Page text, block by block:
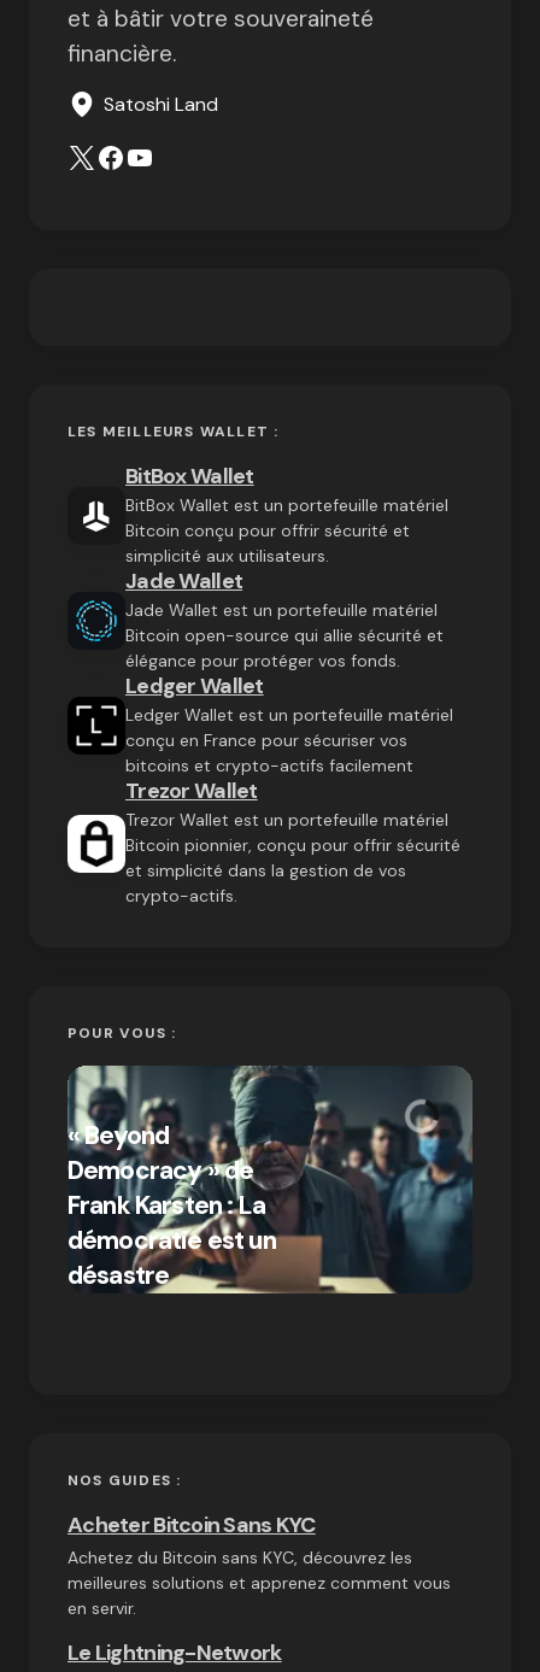
et à bâtir votre souveraineté
financière.
Satoshi Land
LES MEILLEURS WALLET :
BitBox Wallet
BitBox Wallet est un portefeuille matériel
Bitcoin conçu pour offrir sécurité et
simplicité aux utilisateurs.
Jade Wallet
Jade Wallet est un portefeuille matériel
Bitcoin open-source qui allie sécurité et
élégance pour protéger vos fonds.
Ledger Wallet
Ledger Wallet est un portefeuille matériel
conçu en France pour sécuriser vos
bitcoins et crypto-actifs facilement
Trezor Wallet
Trezor Wallet est un portefeuille matériel
Bitcoin pionnier, conçu pour offrir sécurité
et simplicité dans la gestion de vos
crypto-actifs.
POUR VOUS :
« Beyond
Democracy » de
Frank Karsten : La
démocratie est un
désastre
par Ines Aissani
on 03/10/2024
NOS GUIDES :
Acheter Bitcoin Sans KYC
Achetez du Bitcoin sans KYC, découvrez les
meilleures solutions et apprenez comment vous
en servir.
Le Lightning-Network